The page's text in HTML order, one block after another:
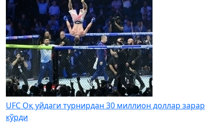
UFC Оқ уйдаги турнирдан 30 миллион доллар зарар
кўрди